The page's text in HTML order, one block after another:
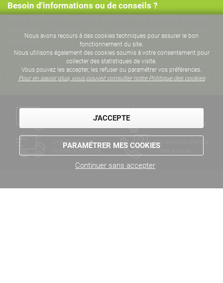
Besoin d'informations ou de conseils ?
Vous souhaitez en savoir plus sur nos produits ou nos
CONTACTEZ-NOUS
Une livraison
simple & efficace
Un service client à
votre écoute
Nous avons recours à des cookies techniques pour assurer le bon
fonctionnement du site.
Nous utilisons également des cookies soumis à votre consentement pour
collecter des statistiques de visite.
Vous pouvez les accepter, les refuser ou paramétrer vos préférences.
Pour en savoir plus, vous pouvez consulter notre Politique des cookies
J'ACCEPTE
PARAMÉTRER MES COOKIES
Continuer sans accepter